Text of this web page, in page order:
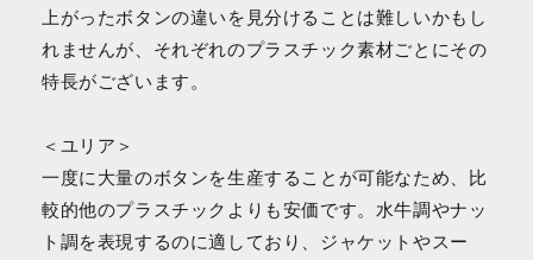
上がったボタンの違いを見分けることは難しいかもし
れませんが、それぞれのプラスチック素材ごとにその
特長がございます。
＜ユリア＞
一度に大量のボタンを生産することが可能なため、比
較的他のプラスチックよりも安価です。水牛調やナッ
ト調を表現するのに適しており、ジャケットやスー